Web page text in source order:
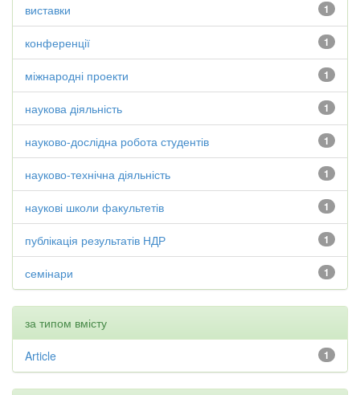
1
виставки
1
конференції
1
міжнародні проекти
1
наукова діяльність
1
науково-дослідна робота студентів
1
науково-технічна діяльність
1
наукові школи факультетів
1
публікація результатів НДР
1
семінари
за типом вмісту
1
Article